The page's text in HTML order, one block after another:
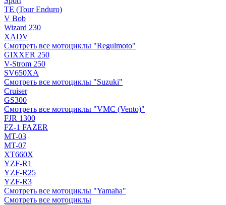
TE (Tour Enduro)
V Bob
Wizard 230
XADV
Смотреть все мотоциклы "Regulmoto"
GIXXER 250
V-Strom 250
SV650XA
Смотреть все мотоциклы "Suzuki"
Cruiser
GS300
Смотреть все мотоциклы "VMC (Vento)"
FJR 1300
FZ-1 FAZER
MT-03
MT-07
XT660X
YZF-R1
YZF-R25
YZF-R3
Смотреть все мотоциклы "Yamaha"
Смотреть все мотоциклы